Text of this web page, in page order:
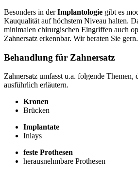
Besonders in derImplantologie gibt es
Kauqualität auf höchstem Niveau halten.
minimalen chirurgischen Eingriffen auch
Zahnersatz erkennbar. Wir beraten Sie gern.
Behandlung für Zahnersatz
Zahnersatz umfasst u.a. folgende Themen,
ausführlich erläutern.
Kronen
Brücken
Implantate
Inlays
feste Prothesen
herausnehmbare Prothesen